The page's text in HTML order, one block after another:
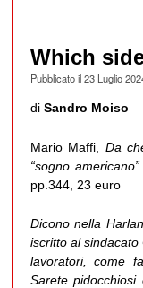
Which
Pubblicato il23 Luglio
di Sandro Moiso
Mario Maffi, Da
“sogno
pp.344, 23 euro
Dicono nella
iscritto al sindacato
lavoratori, come
Sarete